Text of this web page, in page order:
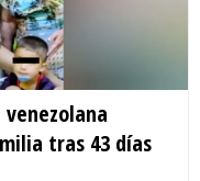
tras 43 días